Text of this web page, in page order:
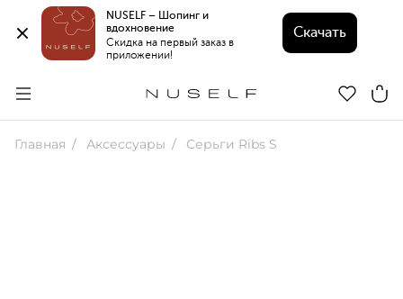
NUSELF – Шопинг и
вдохновение
Скидка на первый заказ в
приложении!
Скачать
Главная Аксессуары Серьги Ribs S